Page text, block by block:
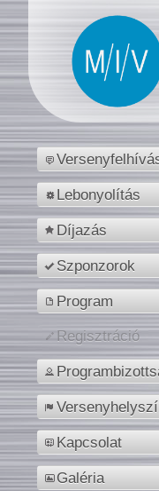
Lebonyolítás
Díjazás
Szponzorok
Program
Regisztráció
Kapcsolat
Galéria